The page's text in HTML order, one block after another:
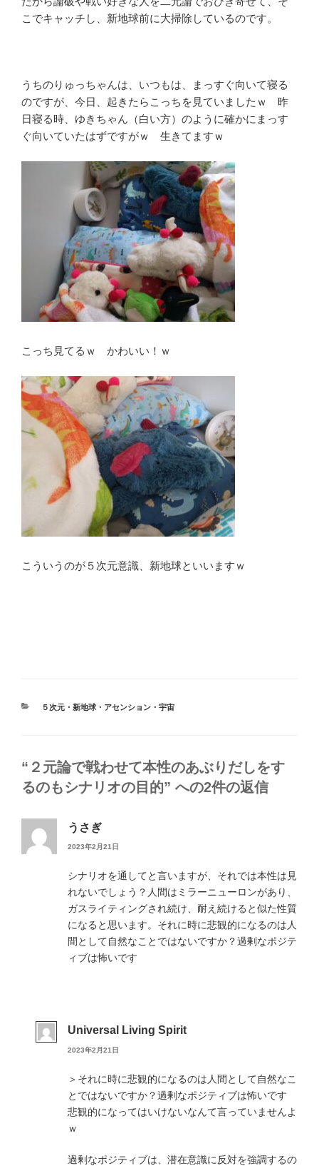
こでキャッチし、新地球前に大掃除しているのです。
うちのりゅっちゃんは、いつもは、まっすぐ向いて寝る
のですが、今日、起きたらこっちを見ていましたｗ 昨
日寝る時、ゆきちゃん（白い方）のように確かにまっす
ぐ向いていたはずですがｗ 生きてますｗ
こっち見てるｗ かわいい！ｗ
こういうのが５次元意識、新地球といいますｗ
カ
５次元・新地球・アセンション・宇宙
“２元論で戦わせて本性のあぶりだしをす
るのもシナリオの目的” への2件の返信
うさぎ
2023年2月21日
シナリオを通してと言いますが、それでは本性は見
れないでしょう？人間はミラーニューロンがあり、
ガスライティングされ続け、耐え続けると似た性質
になると思います。それに時に悲観的になるのは人
間として自然なことではないですか？過剰なポジテ
ィブは怖いです
Universal Living Spirit
2023年2月21日
＞それに時に悲観的になるのは人間として自然なこ
とではないですか？過剰なポジティブは怖いです
悲観的になってはいけないなんて言っていませんよ
ｗ
過剰なポジティブは、潜在意識に反対を強調するの